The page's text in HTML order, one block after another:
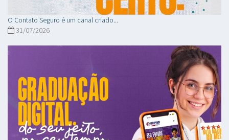
O Contato Seguro é um canal criado...
31/07/2026